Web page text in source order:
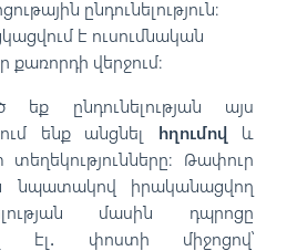
ընդունելություն։
է ուսումնական
քառորդի վերջում։
եք ընդունելության այս
ենք անցնել հղումով և
Թափուր
նպատակով իրականացվող
մասին դպրոցը
էլ․ փոստի միջոցով՝